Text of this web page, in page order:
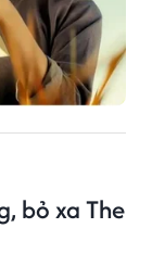
bỏ xa The